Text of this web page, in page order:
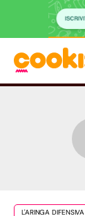
L'ARINGA DIFENSIVA